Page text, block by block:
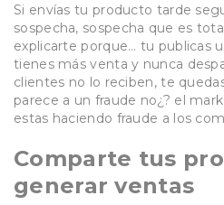
Si envías tu producto tarde
sospecha, sospecha que es
explicarte porque… tu publicas
tienes más venta y nunca
clientes no lo reciben, te
parece a un fraude no¿? el
estas haciendo fraude a los
Comparte tus
generar ventas